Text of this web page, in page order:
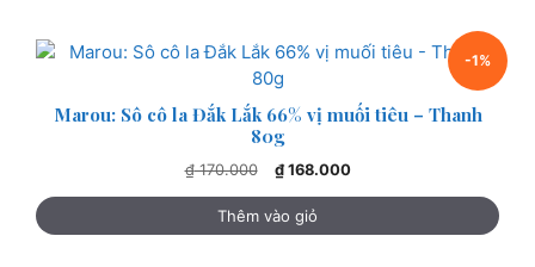
-1%
Marou: Sô cô la Đắk Lắk 66% vị muối tiêu – Thanh
80g
₫170.000
Giá
là:
₫ 170.000.
₫168.000Giá
là:
Thêm vào giỏ